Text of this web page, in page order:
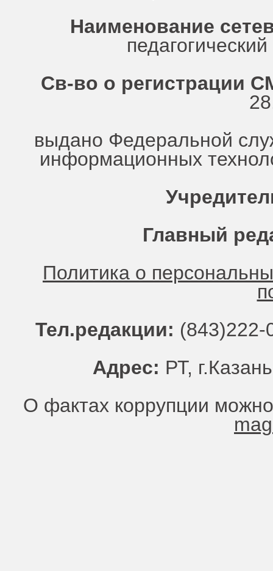
Наименование
Св-во о регистрации
выдано Федеральной
информационных
Главный
Политика о
Тел.редакции:
Адрес: РТ,
О фактах коррупции